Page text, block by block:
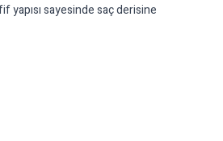
yapısı sayesinde saç derisine